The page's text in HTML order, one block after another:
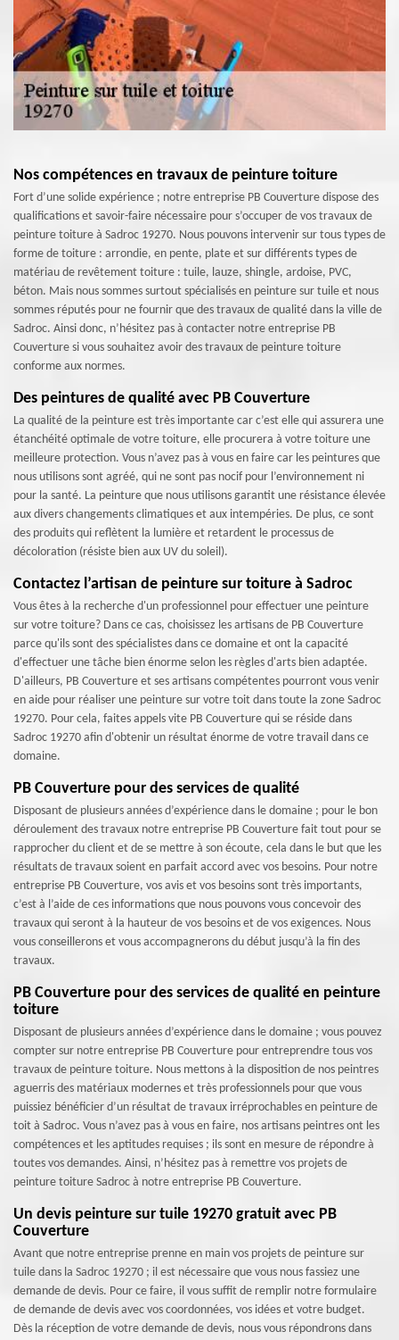
Nos compétences en travaux de peinture toiture
Fort d’une solide expérience ; notre entreprise PB Couverture dispose des
qualifications et savoir-faire nécessaire pour s’occuper de vos travaux de
peinture toiture à Sadroc 19270. Nous pouvons intervenir sur tous types de
forme de toiture : arrondie, en pente, plate et sur différents types de
matériau de revêtement toiture : tuile, lauze, shingle, ardoise, PVC,
béton. Mais nous sommes surtout spécialisés en peinture sur tuile et nous
sommes réputés pour ne fournir que des travaux de qualité dans la ville de
Sadroc. Ainsi donc, n’hésitez pas à contacter notre entreprise PB
Couverture si vous souhaitez avoir des travaux de peinture toiture
conforme aux normes.
Des peintures de qualité avec PB Couverture
La qualité de la peinture est très importante car c’est elle qui assurera une
étanchéité optimale de votre toiture, elle procurera à votre toiture une
meilleure protection. Vous n’avez pas à vous en faire car les peintures que
nous utilisons sont agréé, qui ne sont pas nocif pour l’environnement ni
pour la santé. La peinture que nous utilisons garantit une résistance élevée
aux divers changements climatiques et aux intempéries. De plus, ce sont
des produits qui reflètent la lumière et retardent le processus de
décoloration (résiste bien aux UV du soleil).
Contactez l’artisan de peinture sur toiture à Sadroc
Vous êtes à la recherche d'un professionnel pour effectuer une peinture
sur votre toiture? Dans ce cas, choisissez les artisans de PB Couverture
parce qu'ils sont des spécialistes dans ce domaine et ont la capacité
d'effectuer une tâche bien énorme selon les règles d'arts bien adaptée.
D'ailleurs, PB Couverture et ses artisans compétentes pourront vous venir
en aide pour réaliser une peinture sur votre toit dans toute la zone Sadroc
19270. Pour cela, faites appels vite PB Couverture qui se réside dans
Sadroc 19270 afin d'obtenir un résultat énorme de votre travail dans ce
domaine.
PB Couverture pour des services de qualité
Disposant de plusieurs années d’expérience dans le domaine ; pour le bon
déroulement des travaux notre entreprise PB Couverture fait tout pour se
rapprocher du client et de se mettre à son écoute, cela dans le but que les
résultats de travaux soient en parfait accord avec vos besoins. Pour notre
entreprise PB Couverture, vos avis et vos besoins sont très importants,
c’est à l’aide de ces informations que nous pouvons vous concevoir des
travaux qui seront à la hauteur de vos besoins et de vos exigences. Nous
vous conseillerons et vous accompagnerons du début jusqu’à la fin des
travaux.
PB Couverture pour des services de qualité en peinture
toiture
Disposant de plusieurs années d’expérience dans le domaine ; vous pouvez
compter sur notre entreprise PB Couverture pour entreprendre tous vos
travaux de peinture toiture. Nous mettons à la disposition de nos peintres
aguerris des matériaux modernes et très professionnels pour que vous
puissiez bénéficier d’un résultat de travaux irréprochables en peinture de
toit à Sadroc. Vous n’avez pas à vous en faire, nos artisans peintres ont les
compétences et les aptitudes requises ; ils sont en mesure de répondre à
toutes vos demandes. Ainsi, n’hésitez pas à remettre vos projets de
peinture toiture Sadroc à notre entreprise PB Couverture.
Un devis peinture sur tuile 19270 gratuit avec PB
Couverture
Avant que notre entreprise prenne en main vos projets de peinture sur
tuile dans la Sadroc 19270 ; il est nécessaire que vous nous fassiez une
demande de devis. Pour ce faire, il vous suffit de remplir notre formulaire
de demande de devis avec vos coordonnées, vos idées et votre budget.
Dès la réception de votre demande de devis, nous vous répondrons dans